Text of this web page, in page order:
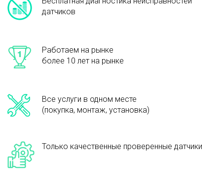
датчиков
Работаем на рынке
более 10 лет на рынке
Все услуги в одном месте
(покупка, монтаж, установка)
Только качественные проверенные датчики